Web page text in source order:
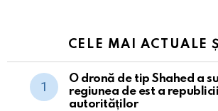
CELE MAI ACTUALE
O dronă de tip Shahed a
regiunea de est a
autorităților